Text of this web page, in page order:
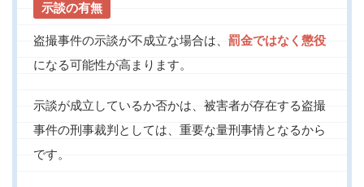
示談の有無
盗撮事件の示談が不成立な場合は、 罰金ではなく懲役
になる可能性が高まります。
示談が成立しているか否かは、被害者が存在する盗撮
事件の刑事裁判としては、重要な量刑事情となるから
です。